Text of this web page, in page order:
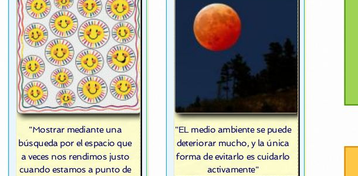
"Mostrar mediante una
búsqueda por el espacio que
a veces nos rendimos justo
cuando estamos a punto de
"EL medio ambiente se puede
deteriorar mucho, y la única
forma de evitarlo es cuidarlo
activamente"